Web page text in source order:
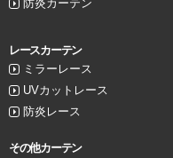
防炎カーテン
レースカーテン
ミラーレース
UVカットレース
防炎レース
その他カーテン